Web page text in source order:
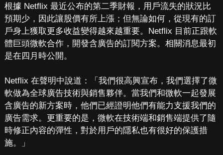
根據 Netflix 最近公布的第二季財報，用戶流失的狀況比
預期少，因此讓股價有所上漲；但無論如何，從現有的訂
戶身上獲取更多收益變得越來越重要。Netflix 目前正跟軟
體巨頭微軟合作，開發含廣告的訂閱方案。相關消息最初
是在四月時公開。
Netflix 在聲明中說道：「我們很高興宣布，我們選擇了微
軟做為全球廣告技術與銷售夥伴。當我們和微軟一起發展
含廣告的新方案時，他們已經證明他們有能力支援我們的
廣告需求。更重要的是，微軟在技術端和銷售端提供了隨
時修正內容的彈性，對於用戶的隱私也有很好的保護措
施。」